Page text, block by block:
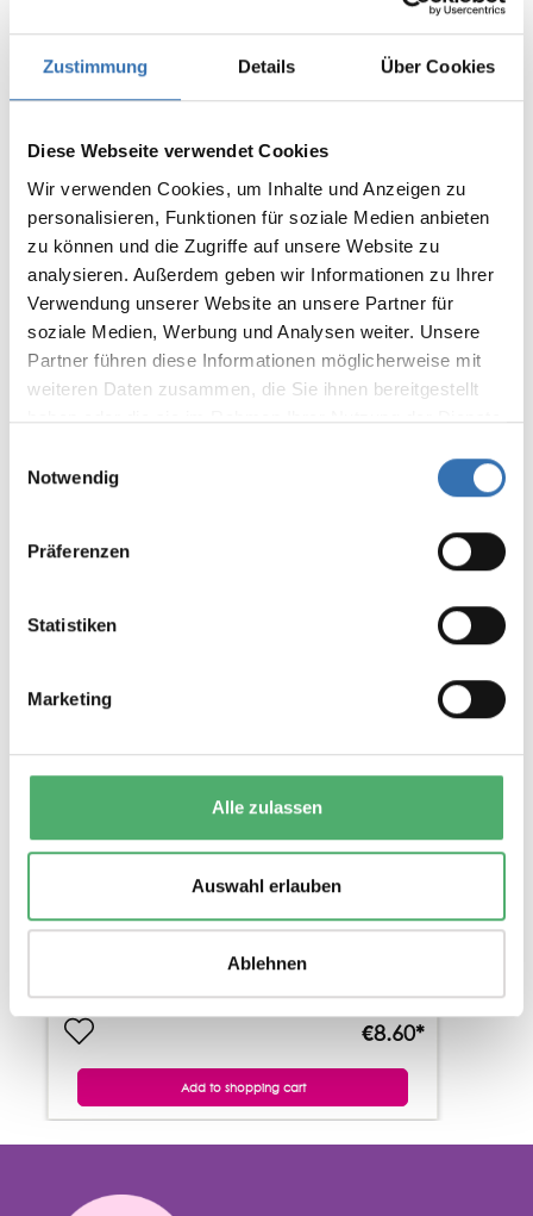
Zustimmung Details Über Cookies
Diese Webseite verwendet Cookies
Wir verwenden Cookies, um Inhalte und Anzeigen zu
personalisieren, Funktionen für soziale Medien anbieten
zu können und die Zugriffe auf unsere Website zu
analysieren. Außerdem geben wir Informationen zu Ihrer
Verwendung unserer Website an unsere Partner für
soziale Medien, Werbung und Analysen weiter. Unsere
Partner führen diese Informationen möglicherweise mit
weiteren Daten zusammen, die Sie ihnen bereitgestellt
haben oder die sie im Rahmen Ihrer Nutzung der Dienste
Notwendig
Präferenzen
Statistiken
Marketing
Alle zulassen
Auswahl erlauben
Ablehnen
Average rating of 0 out of 5 stars
Share your experiences with other
customers.
Write review
Display reviews in current language only.
No reviews found. Share your insights with
others.
2 Variations
Magnetic / non-magnetic
€8.60*
Add to shopping cart